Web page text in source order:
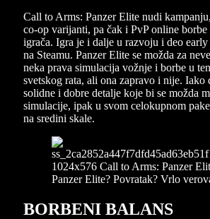
Call to Arms: Panzer Elite nudi
co-op varijanti, pa čak i PvP online
igrača. Igra je i dalje u razvoju i deo early
na Steamu. Panzer Elite se možda za
neka prava simulacija vožnje i borbe u
svetskog rata, ali ona zapravo i nije.
solidne i dobre detalje koje bi se možda
simulacije, ipak u svom celokupnom
na sredini skale.
BORBENI BALANS